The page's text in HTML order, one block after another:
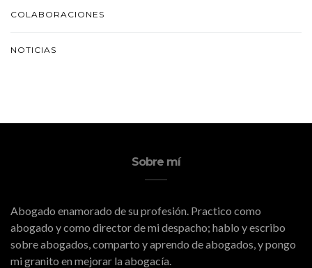
COLABORACIONES
NOTICIAS
Sobre mí
Abogado enamorado de su profesión. Practico como
abogado y como director de mi despacho; hablo y escribo
sobre abogados, comparto y aprendo de abogados, y pongo
mi granito en mejorar la abogacía.